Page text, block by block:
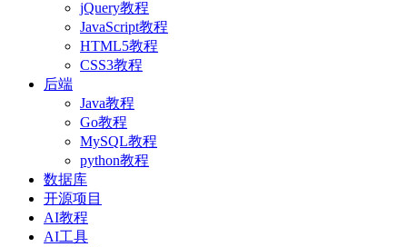
jQuery教程
JavaScript教程
HTML5教程
CSS3教程
后端
Java教程
Go教程
MySQL教程
python教程
数据库
开源项目
AI教程
AI工具